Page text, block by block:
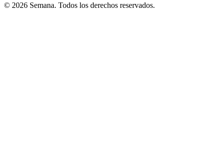
© 2026 Semana. Todos los derechos reservados.